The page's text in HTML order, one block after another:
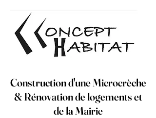
Construction d'une Microcrèche
& Rénovation de logements et
de la Mairie